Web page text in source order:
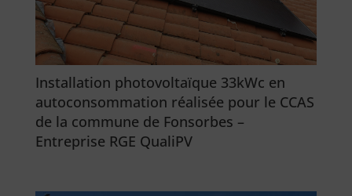
Installation photovoltaïque 33kWc en
autoconsommation réalisée pour le CCAS
de la commune de Fonsorbes –
Entreprise RGE QualiPV